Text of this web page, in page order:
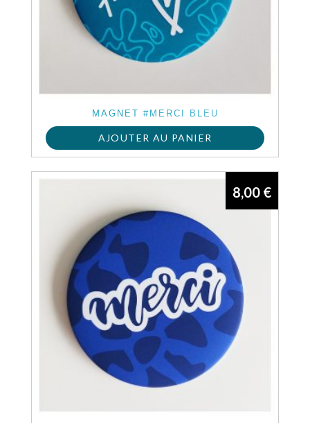
MAGNET #MERCI BLEU
AJOUTER AU PANIER
8,00 €